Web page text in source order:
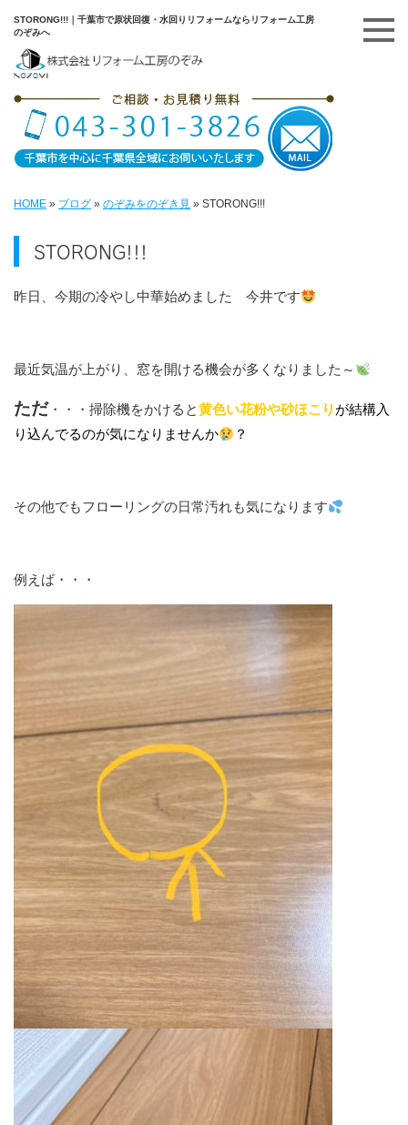
STORONG!!!｜千葉市で原状回復・水回りリフォームならリフォーム工房
のぞみへ
HOME » ブログ » のぞみをのぞき見 » STORONG!!!
STORONG!!!
昨日、今期の冷やし中華始めました 今井です
最近気温が上がり、窓を開ける機会が多くなりました～
ただ・・・掃除機をかけると黄色い花粉や砂ほこり が結構入
り込んでるのが気になりませんか
？
その他でもフローリングの日常汚れも気になります
例えば・・・